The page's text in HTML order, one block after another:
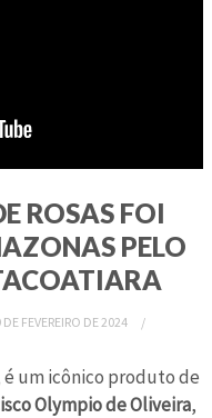
ROSAS FOI
PELO
DE FEVEREIRO DE 2024
é um icônico produto de
Olympio de Oliveira,